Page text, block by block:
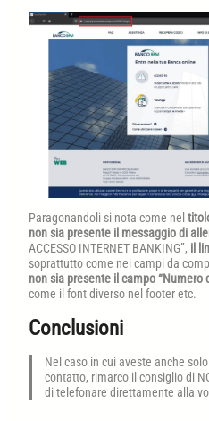
Paragonandoli si nota come nel
non sia presente il messaggio di
ACCESSO INTERNET BANKING”, il
soprattutto come nei campi da
non sia presente il campo “Numero
come il font diverso nel footer etc.
Conclusioni
Nel caso in cui aveste anche
contatto, rimarco il consiglio di
di telefonare direttamente alla